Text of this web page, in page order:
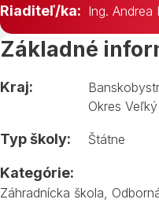
Riaditeľ/ka: Ing. Andrea
Základné
Kraj:
Okres
Typ školy: Štátne
Kategórie:
Záhradnícka škola,